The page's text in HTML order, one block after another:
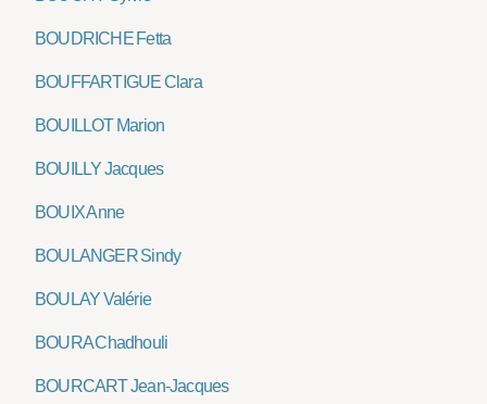
BOUDRICHE Fetta
BOUFFARTIGUE Clara
BOUILLOT Marion
BOUILLY Jacques
BOUIX Anne
BOULANGER Sindy
BOULAY Valérie
BOURA Chadhouli
BOURCART Jean-Jacques